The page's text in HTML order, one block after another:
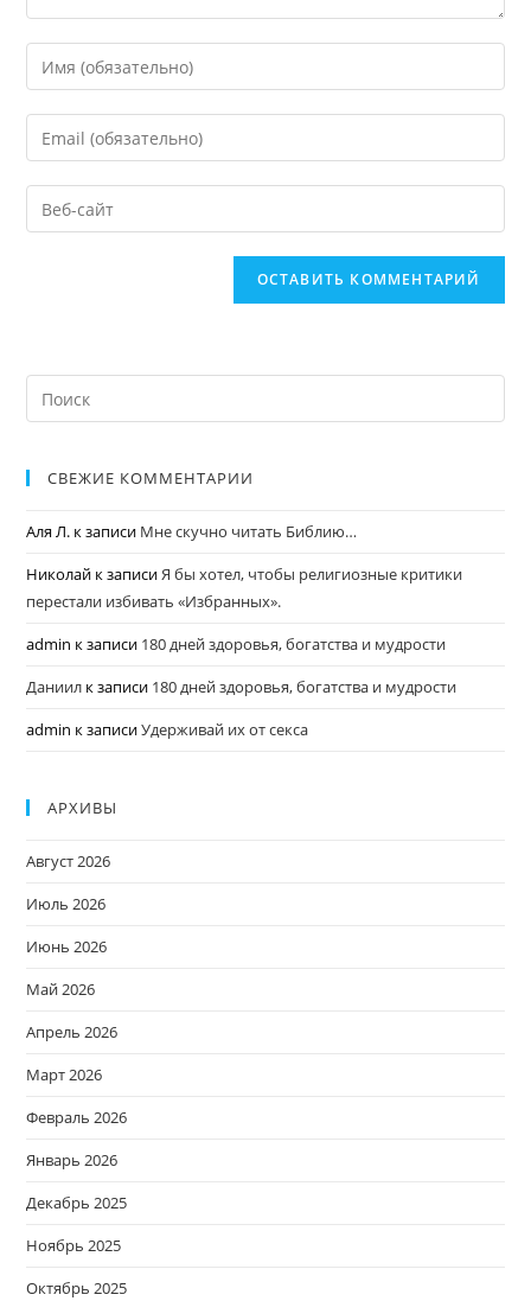
СВЕЖИЕ КОММЕНТАРИИ
Аля Л. к записи Мне скучно читать Библию…
Николай к записиЯ бы хотел, чтобы религиозные критики
перестали избивать «Избранных».
admin к записи 180 дней здоровья, богатства и мудрости
Даниил к записи 180 дней здоровья, богатства и мудрости
admin к записиУдерживай их от секса
АРХИВЫ
Август 2026
Июль 2026
Июнь 2026
Май 2026
Апрель 2026
Март 2026
Февраль 2026
Январь 2026
Декабрь 2025
Ноябрь 2025
Октябрь 2025